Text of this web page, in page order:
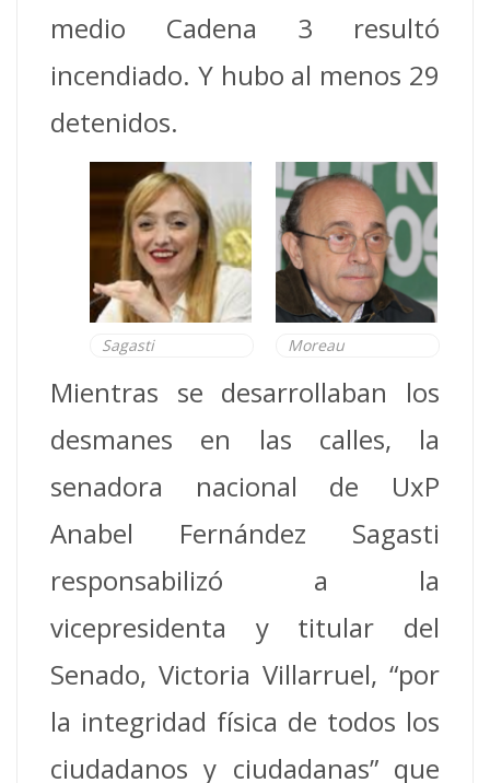
medio Cadena 3 resultó
incendiado. Y hubo al menos 29
detenidos.
Moreau
Sagasti
Mientras se desarrollaban los
desmanes en las calles, la
senadora nacional de UxP
Anabel Fernández Sagasti
responsabilizó a la
vicepresidenta y titular del
Senado, Victoria Villarruel, “por
la integridad física de todos los
ciudadanos y ciudadanas” que